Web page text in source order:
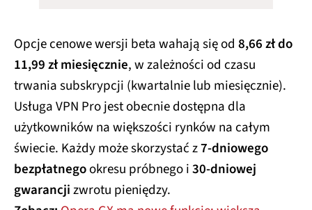
Opcje cenowe wersji beta wahają się od 8,66 zł do
11,99 zł miesięcznie, w zależności od czasu
trwania subskrypcji (kwartalnie lub miesięcznie).
Usługa VPN Pro jest obecnie dostępna dla
użytkowników na większości rynków na całym
świecie. Każdy może skorzystać z7-dniowego
bezpłatnegookresu próbnego i30-dniowej
gwarancjizwrotu pieniędzy.